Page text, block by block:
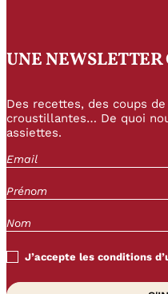
UNE NEWSLETTER
Des recettes, des coups
croustillantes… De quoi
assiettes.
J’accepte les conditions